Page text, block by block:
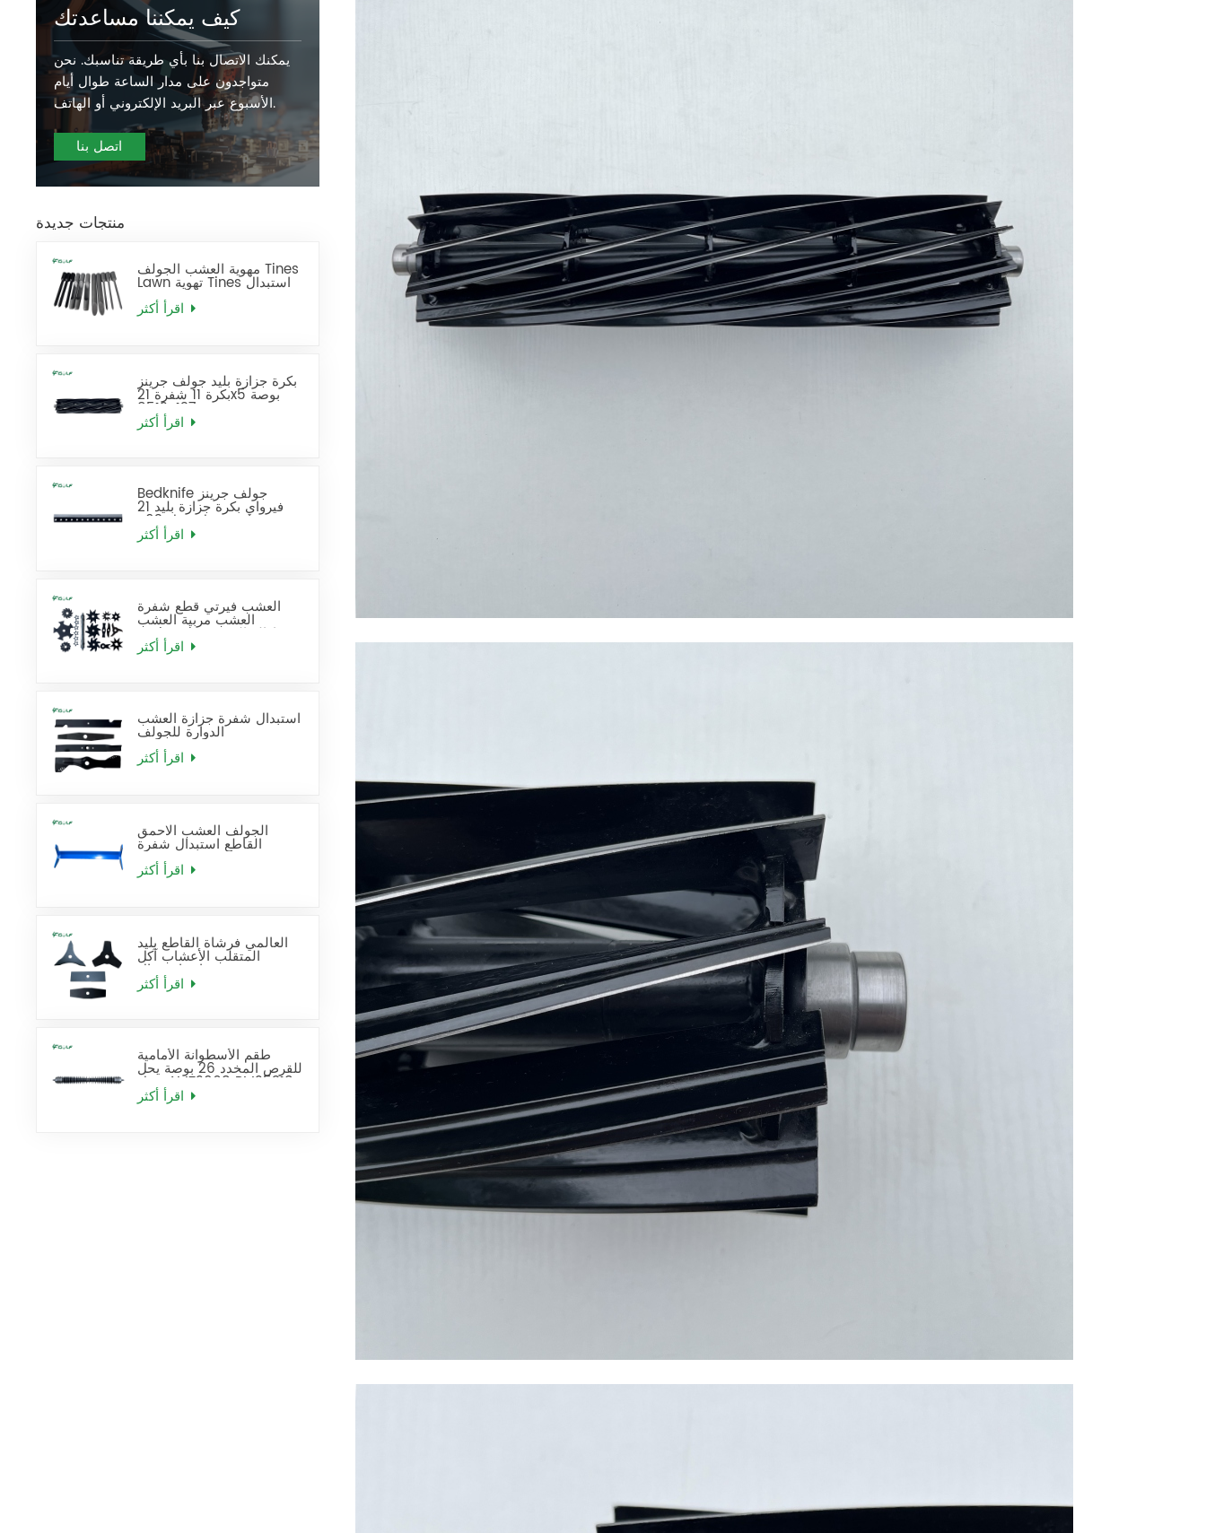
كيف يمكننا مساعدتك
يمكنك الاتصال بنا بأي طريقة تناسبك. نحن
متواجدون على مدار الساعة طوال أيام
الأسبوع عبر البريد الإلكتروني أو الهاتف.
اتصل بنا
منتجات جديدة
مهوية العشب الجولف Tines
Lawn تهوية Tines استبدال
بكرة جزازة بليد جولف جرينز
بكرة 11 شفرة 21x5 بوصة
137-8512
Bedknife جولف جرينز
فيرواي بكرة جزازة بليد 21
4262
العشب فيرتي قطع شفرة
العشب مربية العشب
Dethatcher إزالة القش
شفرة استبدال
استبدال شفرة جزازة العشب
الدوارة للجولف
الجولف العشب الاحمق
القاطع استبدال شفرة
العالمي فرشاة القاطع بليد
المتقلب الأعشاب آكل
شفرات استبدال
طقم الأسطوانة الأمامية
للقرص المخدد 26 بوصة يحل
محل AMT2968 BM25318